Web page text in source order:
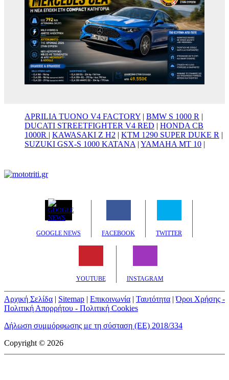
APRILIA TUONO V4 FACTORY | BMW S 1000 R |
DUCATI STREETFIGHTER V4 RED | HONDA CB
1000R | KAWASAKI Z H2 | KTM 1290 SUPER DUKE R |
SUZUKI GSX-S 1000 KATANA | YAMAHA MT 10 |
GOOGLE NEWS FACEBOOK TWITTER
YOUTUBE INSTAGRAM
Αρχική Σελίδα | Sitemap | Επικοινωνία | Ταυτότητα |Όροι Χρήσης -
Πολιτική Απορρήτου - Πολιτική Cookies
Δήλωση συμμόρφωσης με τη σύσταση (ΕΕ) 2018/334
Copyright © 2026